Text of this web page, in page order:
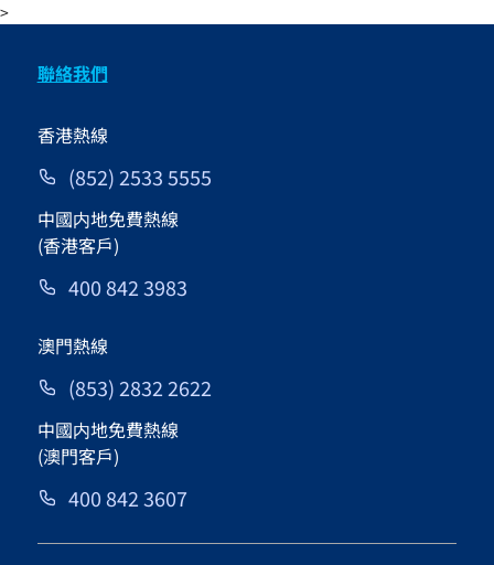
>
聯絡我們
香港熱線
(852) 2533 5555
中國内地免費熱線
(香港客戶)
400 842 3983
澳門熱線
(853) 2832 2622
中國内地免費熱線
(澳門客戶)
400 842 3607